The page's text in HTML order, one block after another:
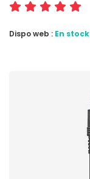
Dispo web : En stock